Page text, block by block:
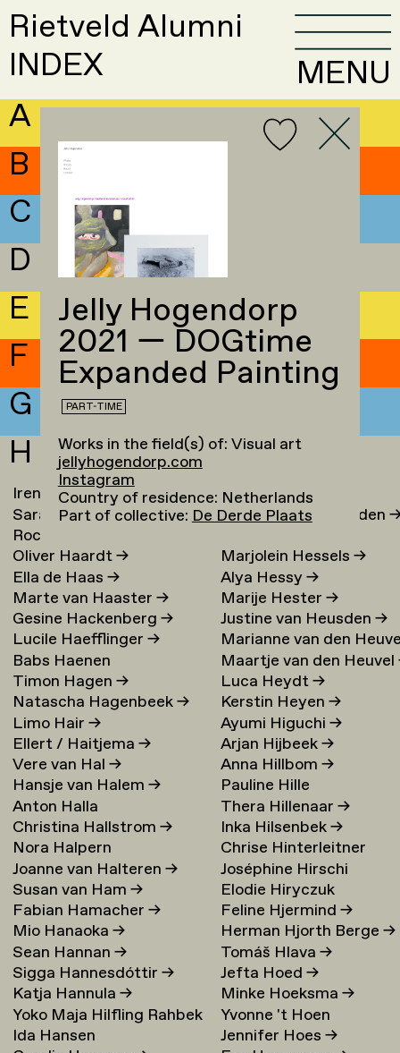
Rietveld Alumni
INDEX
MENU
A
B
C
D
E
F
G
H
Irene Loc Uyen Le Ha→
Sarai de Haan→
Rocco Enzo ter Haar
Oliver Haardt→
Ella de Haas→
Marte van Haaster→
Gesine Hackenberg→
Lucile Haefflinger→
Babs Haenen
Timon Hagen→
Natascha Hagenbeek→
Limo Hair→
Ellert / Haitjema→
Vere van Hal→
Hansje van Halem→
Anton Halla
Christina Hallstrom→
Nora Halpern
Joanne van Halteren→
Susan van Ham→
Fabian Hamacher→
Mio Hanaoka→
Sean Hannan→
Sigga Hannesdóttir→
Katja Hannula→
Yoko Maja Hilfling Rahbek
Hansen→
Ida Hansen
Chaja Hertog
Melle van Herwaarden
Marjolein Hessels→
Alya Hessy→
Marije Hester→
Justine van Heusden→
Marianne van den
→
Maartje van den Heuvel
Luca Heydt→
Kerstin Heyen→
Ayumi Higuchi→
Arjan Hijbeek→
Anna Hillbom→
Pauline Hille
Thera Hillenaar→
Inka Hilsenbek→
Chrise Hinterleitner
Joséphine Hirschi
Elodie Hiryczuk
Feline Hjermind→
Herman Hjorth Berge→
Tomáš Hlava→
Jefta Hoed→
Minke Hoeksma→
Yvonne 't Hoen
Jennifer Hoes→
Jelly Hogendorp
2021 — DOGtime
Expanded Painting
PART-TIME
Works in the field(s) of: Visual art
jellyhogendorp.com
Instagram
Country of residence: Netherlands
Part of collective:De Derde Plaats